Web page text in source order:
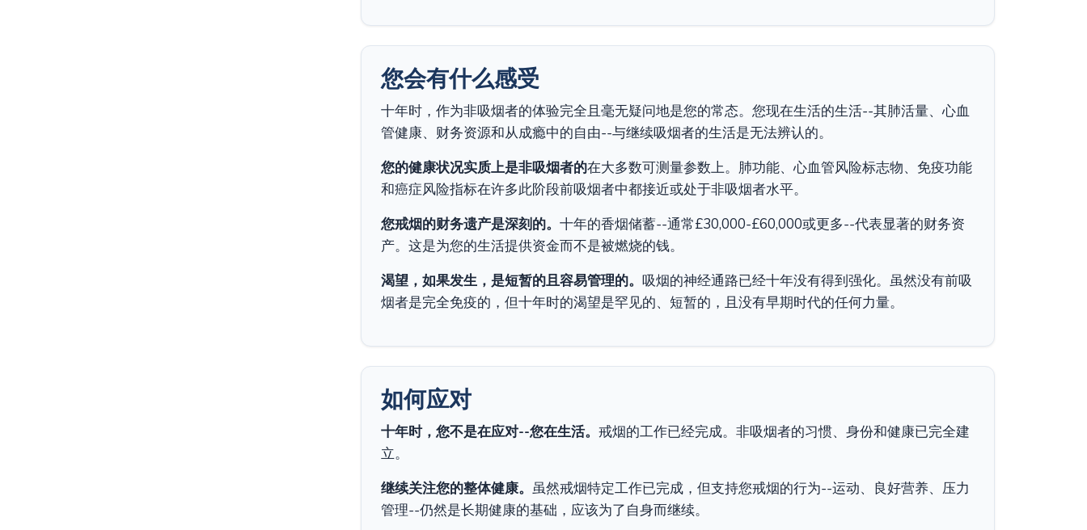
您会有什么感受
十年时，作为非吸烟者的体验完全且毫无疑问地是您的常态。您现在生活的生活--其肺活量、心血
管健康、财务资源和从成瘾中的自由--与继续吸烟者的生活是无法辨认的。
您的健康状况实质上是非吸烟者的在大多数可测量参数上。肺功能、心血管风险标志物、免疫功能
和癌症风险指标在许多此阶段前吸烟者中都接近或处于非吸烟者水平。
您戒烟的财务遗产是深刻的。 十年的香烟储蓄--通常£30,000-£60,000或更多--代表显著的财务资
产。这是为您的生活提供资金而不是被燃烧的钱。
渴望，如果发生，是短暂的且容易管理的。 吸烟的神经通路已经十年没有得到强化。虽然没有前吸
烟者是完全免疫的，但十年时的渴望是罕见的、短暂的，且没有早期时代的任何力量。
如何应对
十年时，您不是在应对--您在生活。 戒烟的工作已经完成。非吸烟者的习惯、身份和健康已完全建
立。
继续关注您的整体健康。 虽然戒烟特定工作已完成，但支持您戒烟的行为--运动、良好营养、压力
管理--仍然是长期健康的基础，应该为了自身而继续。